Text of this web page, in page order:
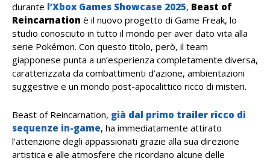
durante l’Xbox Games Showcase 2025, Beast of
Reincarnation è il nuovo progetto di Game Freak, lo
studio conosciuto in tutto il mondo per aver dato vita alla
serie Pokémon. Con questo titolo, però, il team
giapponese punta a un’esperienza completamente diversa,
caratterizzata da combattimenti d’azione, ambientazioni
suggestive e un mondo post-apocalittico ricco di misteri.
Beast of Reincarnation, già dal primo trailer ricco di
sequenze in-game, ha immediatamente attirato
l’attenzione degli appassionati grazie alla sua direzione
artistica e alle atmosfere che ricordano alcune delle